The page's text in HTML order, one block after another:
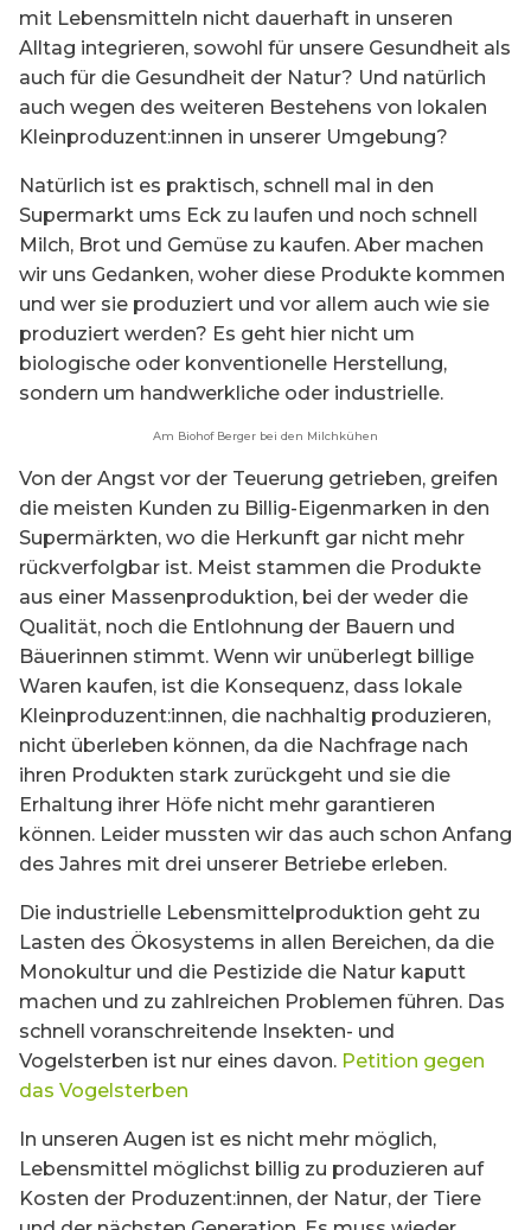
mit Lebensmitteln nicht dauerhaft in unseren
Alltag integrieren, sowohl für unsere Gesundheit als
auch für die Gesundheit der Natur? Und natürlich
auch wegen des weiteren Bestehens von lokalen
Kleinproduzent:innen in unserer Umgebung?
Natürlich ist es praktisch, schnell mal in den
Supermarkt ums Eck zu laufen und noch schnell
Milch, Brot und Gemüse zu kaufen. Aber machen
wir uns Gedanken, woher diese Produkte kommen
und wer sie produziert und vor allem auch wie sie
produziert werden? Es geht hier nicht um
biologische oder konventionelle Herstellung,
sondern um handwerkliche oder industrielle.
Am Biohof Berger bei den Milchkühen
Von der Angst vor der Teuerung getrieben, greifen
die meisten Kunden zu Billig-Eigenmarken in den
Supermärkten, wo die Herkunft gar nicht mehr
rückverfolgbar ist. Meist stammen die Produkte
aus einer Massenproduktion, bei der weder die
Qualität, noch die Entlohnung der Bauern und
Bäuerinnen stimmt. Wenn wir unüberlegt billige
Waren kaufen, ist die Konsequenz, dass lokale
Kleinproduzent:innen, die nachhaltig produzieren,
nicht überleben können, da die Nachfrage nach
ihren Produkten stark zurückgeht und sie die
Erhaltung ihrer Höfe nicht mehr garantieren
können. Leider mussten wir das auch schon Anfang
des Jahres mit drei unserer Betriebe erleben.
Die industrielle Lebensmittelproduktion geht zu
Lasten des Ökosystems in allen Bereichen, da die
Monokultur und die Pestizide die Natur kaputt
machen und zu zahlreichen Problemen führen. Das
schnell voranschreitende Insekten- und
Vogelsterben ist nur eines davon. Petition gegen
das Vogelsterben
In unseren Augen ist es nicht mehr möglich,
Lebensmittel möglichst billig zu produzieren auf
Kosten der Produzent:innen, der Natur, der Tiere